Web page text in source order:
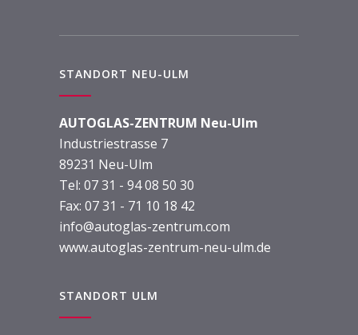
STANDORT NEU-ULM
AUTOGLAS-ZENTRUM Neu-Ulm
Industriestrasse 7
89231 Neu-Ulm
Tel: 07 31 - 94 08 50 30
Fax: 07 31 - 71 10 18 42
info@autoglas-zentrum.com
www.autoglas-zentrum-neu-ulm.de
STANDORT ULM